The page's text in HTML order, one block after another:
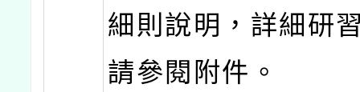
細則說明，詳細研
請參閱附件。